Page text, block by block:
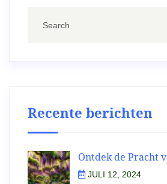
Recente berichten
Ontdek de Pracht
JULI 12, 2024